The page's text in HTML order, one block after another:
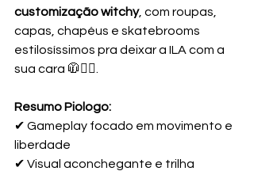
customização witchy, com roupas,
capas, chapéus e skatebrooms
estilosíssimos pra deixar a ILA com a
sua cara 🧥🧙‍♀️.
Resumo Piologo:
✔ Gameplay focado em movimento e
liberdade
✔ Visual aconchegante e trilha